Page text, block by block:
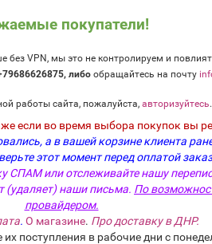
покупатели!
без VPN, мы это не контролируем и
либо обращайтесь на почту
работы сайта, пожалуйста, авторизуйтесь.
если во время выбора покупок вы
а в вашей корзине клиента
этот момент перед оплатой
СПАМ или отслеживайте нашу
(удаляет) наши письма. По
провайдером.
. О магазине. Про доставку в ДНР.
поступления в рабочие дни с
index.php?